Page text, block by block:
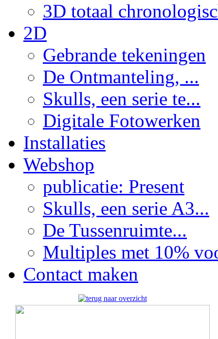
3D totaal
2D
Gebrande tekeningen
De Ontmanteling, ...
Skulls, een serie te...
Digitale Fotowerken
Installaties
Webshop
publicatie: Present
Skulls, een serie A3...
De Tussenruimte...
Multiples met 10%
Contact maken